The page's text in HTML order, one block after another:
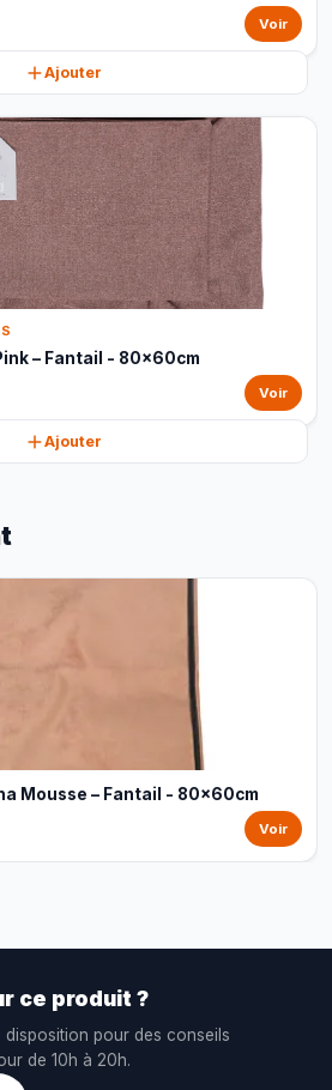
Voir
Ajouter
– Fantail - 80x60cm
Voir
Ajouter
Mousse – Fantail - 80x60cm
Voir
ce produit ?
pour des conseils
de 10h à 20h.